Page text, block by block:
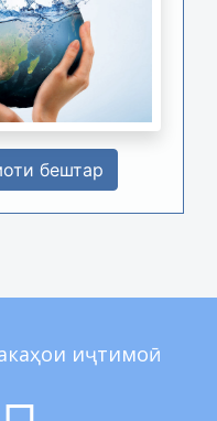
бештар
иҷтимоӣ